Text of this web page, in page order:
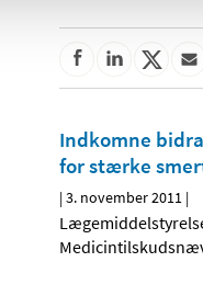
Indkomne
for stærke
|3. november 2011 |